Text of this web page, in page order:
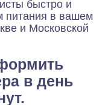
быстро и
питания в вашем
и Московской
в день